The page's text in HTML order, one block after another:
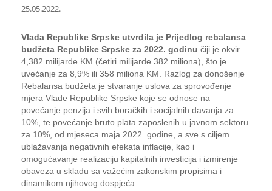
25.05.2022.
Vlada Republike Srpske utvrdila je Prijedlog rebalansa
budžeta Republike Srpske za 2022. godinu čiji je okvir
4,382 milijarde KM (četiri milijarde 382 miliona), što je
uvećanje za 8,9% ili 358 miliona KM. Razlog za donošenje
Rebalansa budžeta je stvaranje uslova za sprovođenje
mjera Vlade Republike Srpske koje se odnose na
povećanje penzija i svih boračkih i socijalnih davanja za
10%, te povećanje bruto plata zaposlenih u javnom sektoru
za 10%, od mjeseca maja 2022. godine, a sve s ciljem
ublažavanja negativnih efekata inflacije, kao i
omogućavanje realizaciju kapitalnih investicija i izmirenje
obaveza u skladu sa važećim zakonskim propisima i
dinamikom njihovog dospjeća.